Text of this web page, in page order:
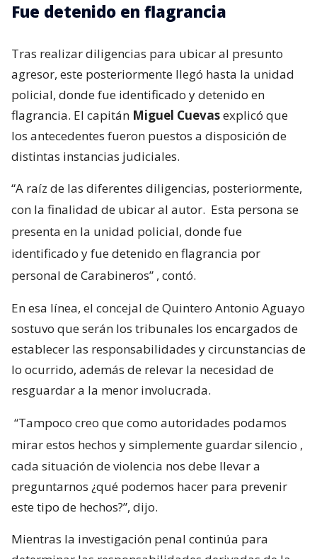
Fue detenido en flagrancia
Tras realizar diligencias para ubicar al presunto
agresor, este posteriormente llegó hasta la unidad
policial, donde fue identificado y detenido en
flagrancia. El capitán Miguel Cuevasexplicó que
los antecedentes fueron puestos a disposición de
distintas instancias judiciales.
“A raíz de las diferentes diligencias, posteriormente,
con la finalidad de ubicar al autor. Esta persona se
presenta en la unidad policial, donde fue
identificado y fue detenido en flagrancia por
personal de Carabineros” , contó.
En esa línea, el concejal de Quintero Antonio Aguayo
sostuvo que serán los tribunales los encargados de
establecer las responsabilidades y circunstancias de
lo ocurrido, además de relevar la necesidad de
resguardar a la menor involucrada.
“Tampoco creo que como autoridades podamos
mirar estos hechos y simplemente guardar silencio ,
cada situación de violencia nos debe llevar a
preguntarnos ¿qué podemos hacer para prevenir
este tipo de hechos?”, dijo.
Mientras la investigación penal continúa para